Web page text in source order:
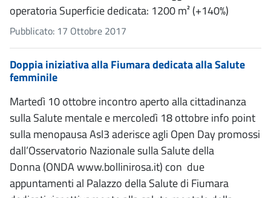
operatoria Superficie dedicata: 1200 m² (+140%)
Pubblicato: 17 Ottobre 2017
Doppia iniziativa alla Fiumara dedicata alla Salute
femminile
Martedì 10 ottobre incontro aperto alla cittadinanza
sulla Salute mentale e mercoledì 18 ottobre info point
sulla menopausa Asl3 aderisce agli Open Day promossi
dall’Osservatorio Nazionale sulla Salute della
Donna (ONDA www.bollinirosa.it) con due
appuntamenti al Palazzo della Salute di Fiumara